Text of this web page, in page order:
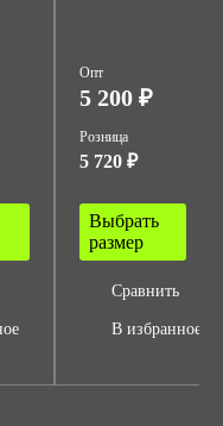
Опт
5 200 ₽
Розница
5 720 ₽
Выбрать
размер
Сравнить
В избранное